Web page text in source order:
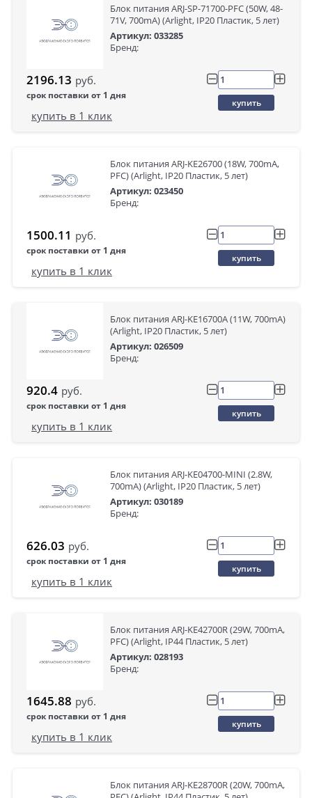
Блок питания ARJ-SP-71700-PFC (50W, 48-
71V, 700mA) (Arlight, IP20 Пластик, 5 лет)
Артикул: 033285
Бренд:
2196.13 руб.
срок поставки от 1 дня
купить
купить в 1 клик
Блок питания ARJ-KE26700 (18W, 700mA,
PFC) (Arlight, IP20 Пластик, 5 лет)
Артикул: 023450
Бренд:
1500.11 руб.
срок поставки от 1 дня
купить
купить в 1 клик
Блок питания ARJ-KE16700A (11W, 700mA)
(Arlight, IP20 Пластик, 5 лет)
Артикул: 026509
Бренд:
920.4 руб.
срок поставки от 1 дня
купить
купить в 1 клик
Блок питания ARJ-KE04700-MINI (2.8W,
700mA) (Arlight, IP20 Пластик, 5 лет)
Артикул: 030189
Бренд:
626.03 руб.
срок поставки от 1 дня
купить
купить в 1 клик
Блок питания ARJ-KE42700R (29W, 700mA,
PFC) (Arlight, IP44 Пластик, 5 лет)
Артикул: 028193
Бренд:
1645.88 руб.
срок поставки от 1 дня
купить
купить в 1 клик
Блок питания ARJ-KE28700R (20W, 700mA,